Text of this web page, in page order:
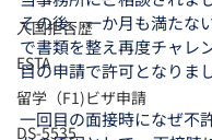
入国拒否歴
ESTA
留学（F1)ビザ申請
DS-5535
その後、一か月も満たな
で書類を整え再度チャレ
目の申請で許可となりま
一回目の面接時になぜ不